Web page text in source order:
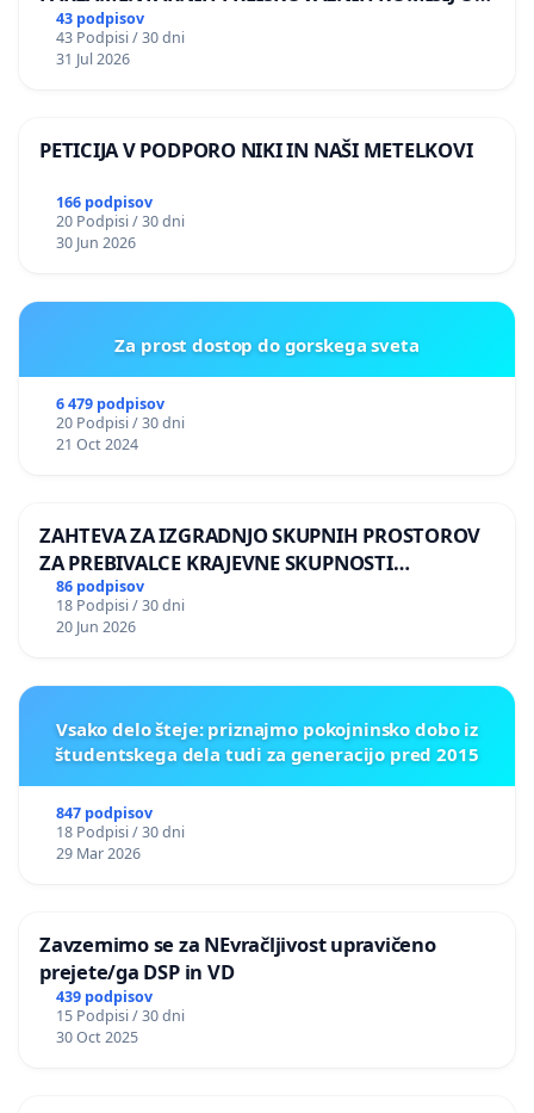
ILEGALNI TRGOVINI Z OROŽJEM
43 podpisov
43 Podpisi / 30 dni
31 Jul 2026
PETICIJA V PODPORO NIKI IN NAŠI METELKOVI
166 podpisov
20 Podpisi / 30 dni
30 Jun 2026
Za prost dostop do gorskega sveta
6 479 podpisov
20 Podpisi / 30 dni
21 Oct 2024
ZAHTEVA ZA IZGRADNJO SKUPNIH PROSTOROV
ZA PREBIVALCE KRAJEVNE SKUPNOSTI
PRESTRANEK
86 podpisov
18 Podpisi / 30 dni
20 Jun 2026
Vsako delo šteje: priznajmo pokojninsko dobo iz
študentskega dela tudi za generacijo pred 2015
847 podpisov
18 Podpisi / 30 dni
29 Mar 2026
Zavzemimo se za NEvračljivost upravičeno
prejete/ga DSP in VD
439 podpisov
15 Podpisi / 30 dni
30 Oct 2025